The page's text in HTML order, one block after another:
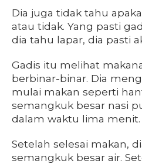
Dia juga tidak tahu
atau tidak. Yang pasti
dia tahu lapar, dia pasti
Gadis itu melihat
berbinar-binar. Dia
mulai makan seperti
semangkuk besar nasi
dalam waktu lima menit.
Setelah selesai makan,
semangkuk besar air.